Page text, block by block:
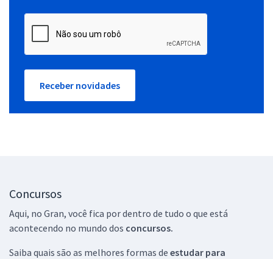
Receber novidades
Concursos
Aqui, no Gran, você fica por dentro de tudo o que está
acontecendo no mundo dos concursos.
Saiba quais são as melhores formas de estudar para